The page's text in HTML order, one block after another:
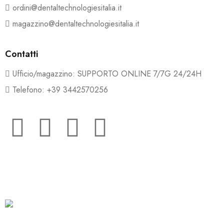
ordini@dentaltechnologiesitalia.it
magazzino@dentaltechnologiesitalia.it
Contatti
Ufficio/magazzino: SUPPORTO ONLINE 7/7G 24/24H
Telefono: +39 3442570256